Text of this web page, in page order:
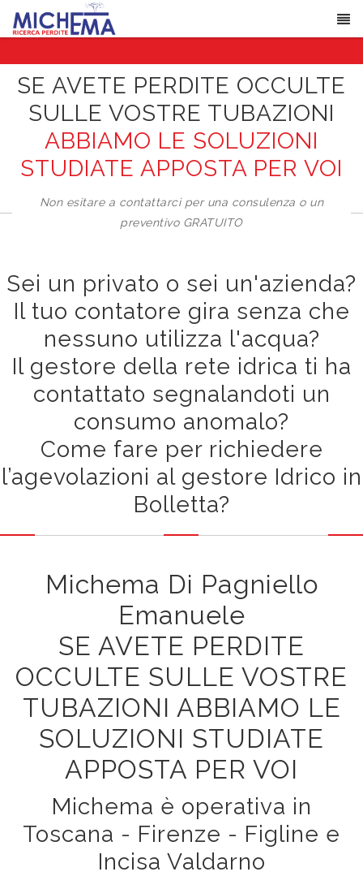
SE AVETE PERDITE OCCULTE
SULLE VOSTRE TUBAZIONI
ABBIAMO LE SOLUZIONI
STUDIATE APPOSTA PER VOI
Non esitare a contattarci per una consulenza o un
preventivo GRATUITO
Sei un privato o sei un'azienda?
Il tuo contatore gira senza che
nessuno utilizza l'acqua?
Il gestore della rete idrica ti ha
contattato segnalandoti un
consumo anomalo?
Come fare per richiedere
l’agevolazioni al gestore Idrico in
Bolletta?
Michema Di Pagniello
Emanuele
SE AVETE PERDITE
OCCULTE SULLE VOSTRE
TUBAZIONI ABBIAMO LE
SOLUZIONI STUDIATE
APPOSTA PER VOI
Michema è operativa in
Toscana - Firenze - Figline e
Incisa Valdarno